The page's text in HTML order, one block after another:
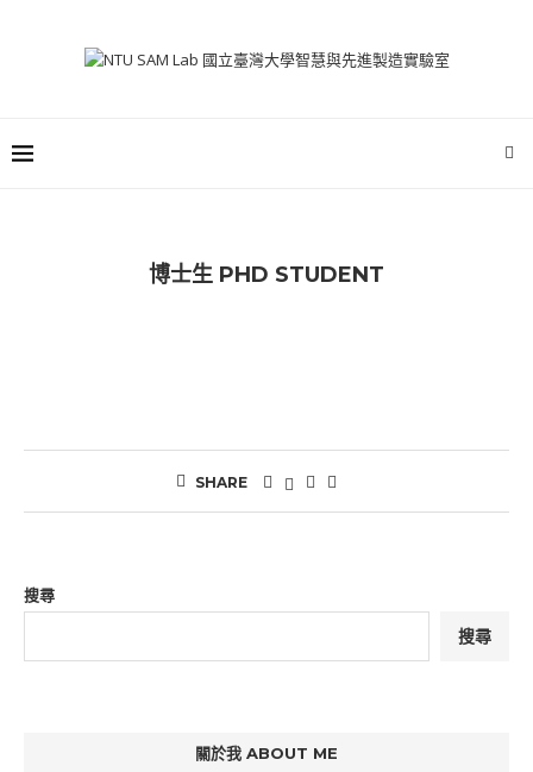
博士生 PHD STUDENT
SHARE
搜尋
搜尋
關於我 ABOUT ME